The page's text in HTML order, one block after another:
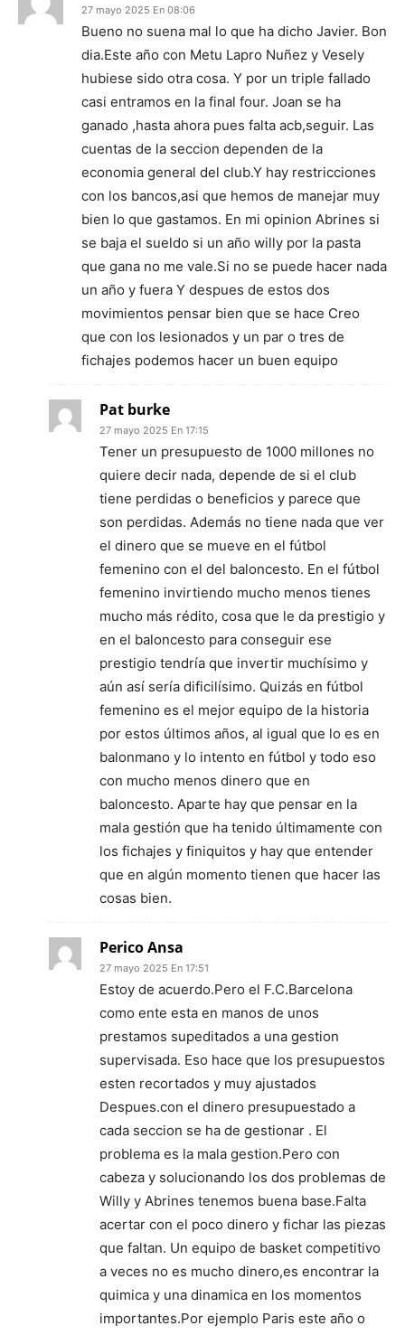
27 mayo 2025 En 08:06
Bueno no suena mal lo que ha dicho Javier. Bon
dia.Este año con Metu Lapro Nuñez y Vesely
hubiese sido otra cosa. Y por un triple fallado
casi entramos en la final four. Joan se ha
ganado ,hasta ahora pues falta acb,seguir. Las
cuentas de la seccion dependen de la
economia general del club.Y hay restricciones
con los bancos,asi que hemos de manejar muy
bien lo que gastamos. En mi opinion Abrines si
se baja el sueldo si un año willy por la pasta
que gana no me vale.Si no se puede hacer nada
un año y fuera Y despues de estos dos
movimientos pensar bien que se hace Creo
que con los lesionados y un par o tres de
fichajes podemos hacer un buen equipo
Pat burke
27 mayo 2025 En 17:15
Tener un presupuesto de 1000 millones no
quiere decir nada, depende de si el club
tiene perdidas o beneficios y parece que
son perdidas. Además no tiene nada que ver
el dinero que se mueve en el fútbol
femenino con el del baloncesto. En el fútbol
femenino invirtiendo mucho menos tienes
mucho más rédito, cosa que le da prestigio y
en el baloncesto para conseguir ese
prestigio tendría que invertir muchísimo y
aún así sería dificilísimo. Quizás en fútbol
femenino es el mejor equipo de la historia
por estos últimos años, al igual que lo es en
balonmano y lo intento en fútbol y todo eso
con mucho menos dinero que en
baloncesto. Aparte hay que pensar en la
mala gestión que ha tenido últimamente con
los fichajes y finiquitos y hay que entender
que en algún momento tienen que hacer las
cosas bien.
Perico Ansa
27 mayo 2025 En 17:51
Estoy de acuerdo.Pero el F.C.Barcelona
como ente esta en manos de unos
prestamos supeditados a una gestion
supervisada. Eso hace que los presupuestos
esten recortados y muy ajustados
Despues.con el dinero presupuestado a
cada seccion se ha de gestionar . El
problema es la mala gestion.Pero con
cabeza y solucionando los dos problemas de
Willy y Abrines tenemos buena base.Falta
acertar con el poco dinero y fichar las piezas
que faltan. Un equipo de basket competitivo
a veces no es mucho dinero,es encontrar la
quimica y una dinamica en los momentos
importantes.Por ejemplo Paris este año o